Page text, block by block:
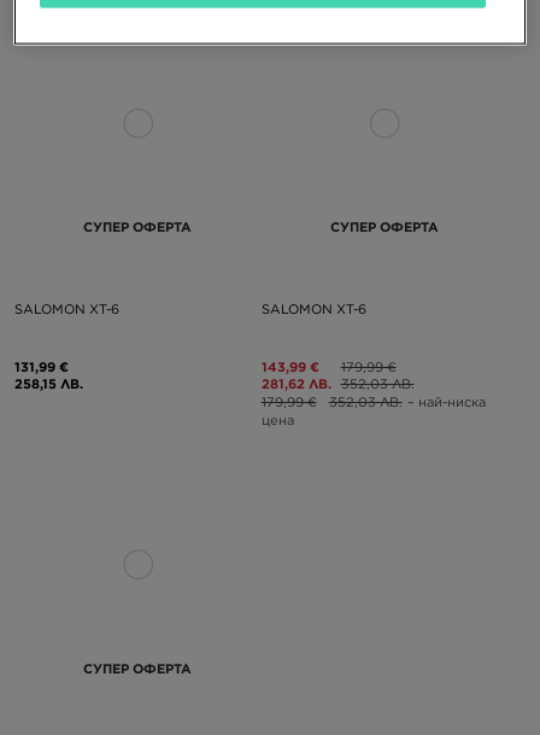
СУПЕР ОФЕРТА
SALOMON XT-6
131,99 €
258,15 ЛВ.
СУПЕР ОФЕРТА
SALOMON XT-6
143,99 €
281,62 ЛВ.
179,99 €
352,03 ЛВ.
179,99 €
352,03 ЛВ. – най-ниска
цена
СУПЕР ОФЕРТА